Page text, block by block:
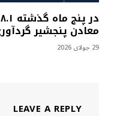
معادن پنجشیر
29 جولای 2026
LEAVE A REPLY